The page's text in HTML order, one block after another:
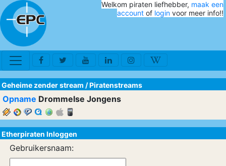
Welkom piraten liefhebber, maak een
account of login voor meer info!!
Geheime zender stream /Piratenstreams
Opname Drommelse Jongens
Etherpiraten Inloggen
Gebruikersnaam: